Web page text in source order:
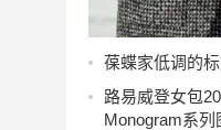
葆蝶家低调的
路易威登女包
Monogram系列